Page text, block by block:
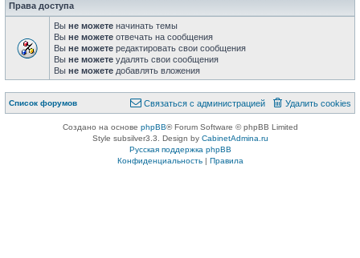
Права доступа
Вы не можете начинать темы
Вы не можете отвечать на сообщения
Вы не можете редактировать свои сообщения
Вы не можете удалять свои сообщения
Вы не можете добавлять вложения
Список форумов Удалить cookies
Связаться с администрацией
Создано на основе phpBB® Forum Software © phpBB Limited
Style subsilver3.3. Design by CabinetAdmina.ru
Русская поддержка phpBB
Конфиденциальность| Правила